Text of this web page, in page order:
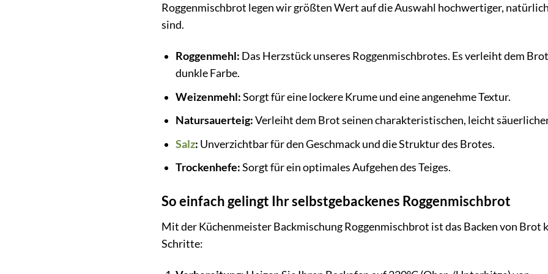
Roggenmischbrot legen wir größten Wert auf die Auswahl hochwertiger,
sind.
Roggenmehl: Das Herzstück unseres Roggenmischbrotes. Es verleiht dem
dunkle Farbe.
Weizenmehl:Sorgt für eine lockere Krume und eine angenehme Textur.
Natursauerteig:Verleiht dem Brot seinen charakteristischen, leicht
Salz: Unverzichtbar für den Geschmack und die Struktur des Brotes.
Trockenhefe:Sorgt für ein optimales Aufgehen des Teiges.
So einfach gelingt Ihr selbstgebackenes Roggenmischbrot
Mit der Küchenmeister Backmischung Roggenmischbrot ist das Backen von Brot
Schritte: